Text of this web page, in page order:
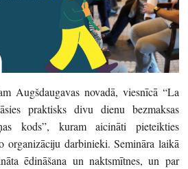
Augšdaugavas novadā, viesnīcā “La
praktisks divu dienu bezmaksas
kods”, kuram aicināti pieteikties
organizāciju darbinieki. Semināra laikā
ēdināšana un naktsmītnes, un par